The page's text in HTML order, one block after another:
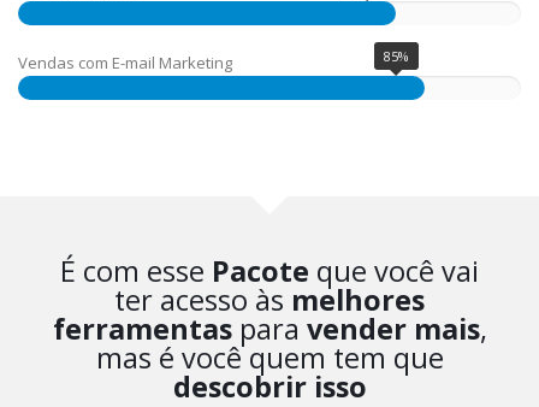
Vendas com E-mail Marketing 85%
É com esse Pacote que você vai
ter acesso às melhores
ferramentaspara vender mais,
mas é você quem tem que
descobrir isso